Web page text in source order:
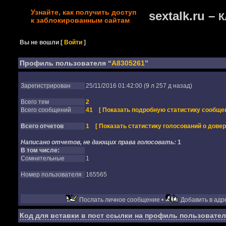
Узнайте, как получить доступ
к заблокированным сайтам
sextalk.ru –
Вы не вошли [Войти ]
Профиль пользователя “A8305261”
Зарегистрирован 25/11/2016 01:42:00 (9 л 257 д назад)
Всего тем
2
Всего сообщений
41 [ Показать подробную статистику
Всего отчетов 1 [ Показать статистику голосований о
Написано отчетов, не дающих права голосовать: 1
В том числе:
Сомнительные
1
Номер пользователя 165565
Послать личное сообщение • Добавить в
Код для вставки в пост ссылки на профиль